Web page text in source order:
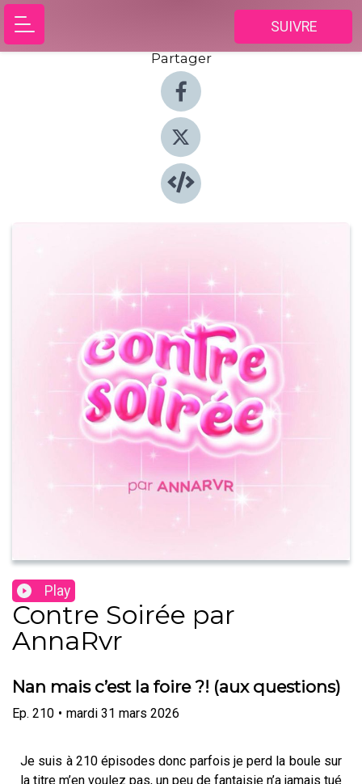
SUIVRE
Partager
Play
Contre Soirée par
AnnaRvr
Nan mais c’est la foire ?! (aux questions)
Ep. 210 • mardi 31 mars 2026
Je suis à 210 épisodes donc parfois je perd la boule sur
la titre m’en voulez pas, un peu de fantaisie n’a jamais tué